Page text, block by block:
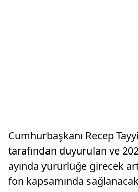
Cumhurbaşkanı Recep
tarafından duyurulan ve
ayında yürürlüğe girecek
fon kapsamında